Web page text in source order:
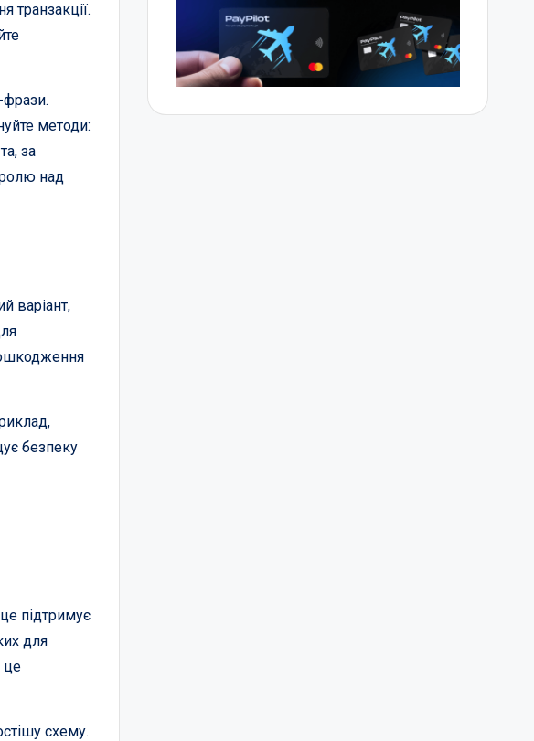
транзакції.
фрази.
методи:
за
над
варіант,
безпеку
підтримує
для
це
схему.